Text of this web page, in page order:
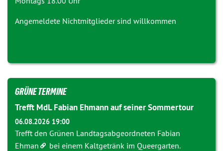
Angemeldete Nichtmitglieder sind willkommen
GRÜNE TERMINE
Trefft MdL Fabian Ehmann auf seiner Sommertour
06.08.2026 19:00
Trefft den Grünen Landtagsabgeordneten Fabian
Ehman
bei einem Kaltgetränk im Queergarten.